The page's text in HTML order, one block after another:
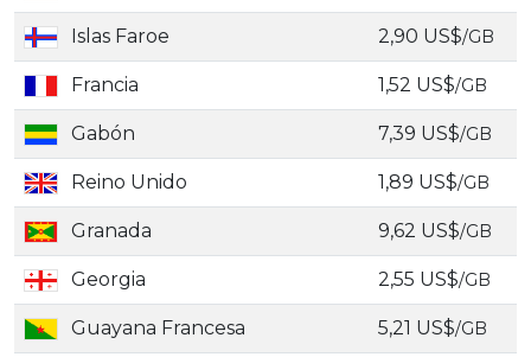
Islas Faroe 2,90 US$/GB
Francia 1,52 US$/GB
Gabón 7,39 US$/GB
Reino Unido 1,89 US$/GB
Granada 9,62 US$/GB
Georgia 2,55 US$/GB
Guayana Francesa 5,21 US$/GB